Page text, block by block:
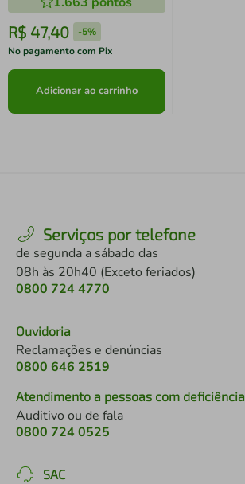
R$ 47,40 -5%
No pagamento com Pix
Adicionar ao carrinho
Serviços por telefone
de segunda a sábado das
08h às 20h40 (Exceto feriados)
0800 724 4770
Ouvidoria
Reclamações e denúncias
0800 646 2519
Atendimento a pessoas com deficiência
Auditivo ou de fala
0800 724 0525
SAC